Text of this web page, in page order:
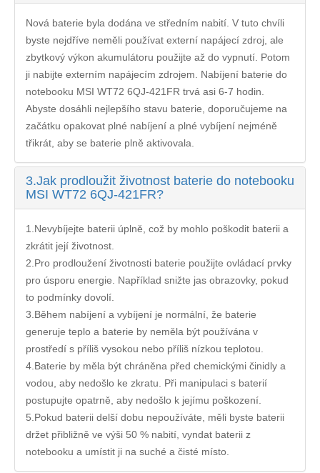
Nová baterie byla dodána ve středním nabití. V tuto chvíli
byste nejdříve neměli používat externí napájecí zdroj, ale
zbytkový výkon akumulátoru použijte až do vypnutí. Potom
ji nabijte externím napájecím zdrojem. Nabíjení baterie do
notebooku MSI WT72 6QJ-421FR trvá asi 6-7 hodin.
Abyste dosáhli nejlepšího stavu baterie, doporučujeme na
začátku opakovat plné nabíjení a plné vybíjení nejméně
třikrát, aby se baterie plně aktivovala.
3.Jak prodloužit životnost baterie do notebooku
MSI WT72 6QJ-421FR?
1.Nevybíjejte baterii úplně, což by mohlo poškodit baterii a
zkrátit její životnost.
2.Pro prodloužení životnosti baterie použijte ovládací prvky
pro úsporu energie. Například snižte jas obrazovky, pokud
to podmínky dovolí.
3.Během nabíjení a vybíjení je normální, že baterie
generuje teplo a baterie by neměla být používána v
prostředí s příliš vysokou nebo příliš nízkou teplotou.
4.Baterie by měla být chráněna před chemickými činidly a
vodou, aby nedošlo ke zkratu. Při manipulaci s baterií
postupujte opatrně, aby nedošlo k jejímu poškození.
5.Pokud baterii delší dobu nepoužíváte, měli byste baterii
držet přibližně ve výši 50 % nabití, vyndat baterii z
notebooku a umístit ji na suché a čisté místo.